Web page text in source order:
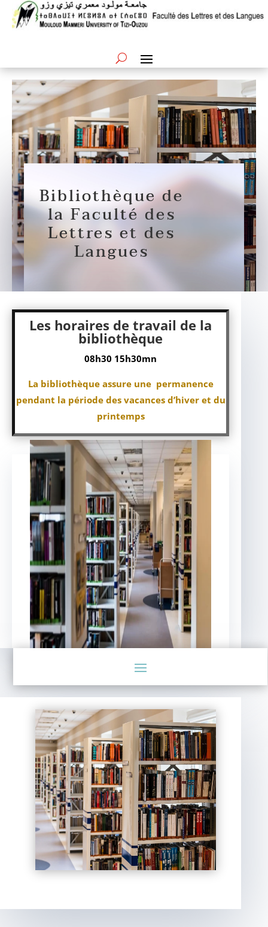
Bibliothèque de
la Faculté des
Lettres et des
Langues
Les horaires de travail de la
bibliothèque
08h30 15h30mn
La bibliothèque assure une permanence
pendant la période des vacances d’hiver et du
printemps